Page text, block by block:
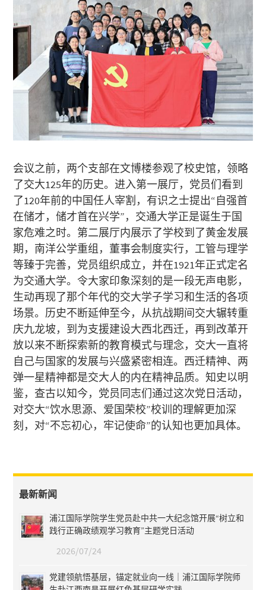
会议之前，两个支部在文博楼参观了校史馆，领略
了交大125年的历史。进入第一展厅，党员们看到
了120年前的中国任人宰割，有识之士提出“自强首
在储才，储才首在兴学”，交通大学正是诞生于国
家危难之时。第二展厅内展示了学校到了黄金发展
期，南洋公学重组，董事会制度实行，工管与理学
等臻于完善，党员组织成立，并在1921年正式定名
为交通大学。令大家印象深刻的是一段无声电影，
生动再现了那个年代的交大学子学习和生活的各项
场景。历史不断延伸至今，从抗战期间交大辗转重
庆九龙坡，到为支援建设大西北西迁，再到改革开
放以来不断探索新的教育模式与理念，交大一直将
自己与国家的发展与兴盛紧密相连。西迁精神、两
弹一星精神都是交大人的内在精神品质。知史以明
鉴，查古以知今，党员同志们通过这次党日活动，
对交大“饮水思源、爱国荣校”校训的理解更加深
刻，对“不忘初心，牢记使命”的认知也更加具体。
最新新闻
浦江国际学院学生党员赴中共一大纪念馆开展“树立和
践行正确政绩观学习教育”主题党日活动
2026/07/24
党建领航悟基层，锚定就业向一线｜浦江国际学院师